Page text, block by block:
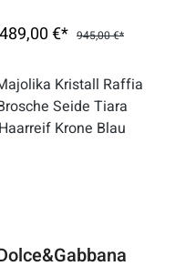
489,00 €* 945,00 €*